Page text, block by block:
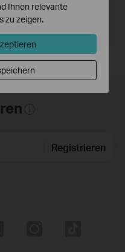
interface of our
Registrieren
Ihnen relevante
zu zeigen.